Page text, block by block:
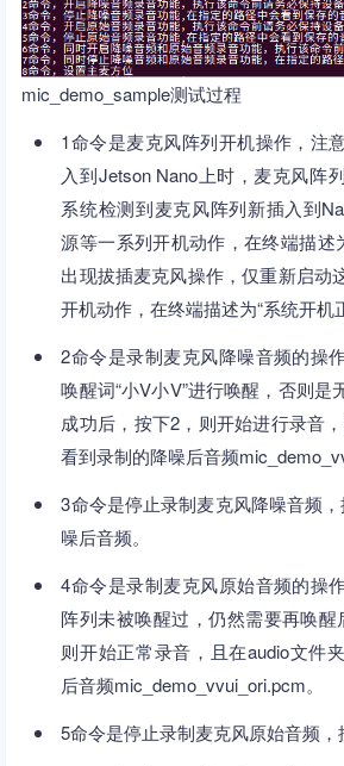
mic_demo_sample测试过程
1命令是麦克风阵列开机操作，注
入到Jetson Nano上时，麦克风阵
系统检测到麦克风阵列新插入到
源等一系列开机动作，在终端描述
出现拔插麦克风操作，仅重新启动
开机动作，在终端描述为“系统开机
2命令是录制麦克风降噪音频的操
唤醒词“小V小V”进行唤醒，否则是
成功后，按下2，则开始进行录音
看到录制的降噪后音频
3命令是停止录制麦克风降噪音频
噪后音频。
4命令是录制麦克风原始音频的操
阵列未被唤醒过，仍然需要再唤醒
则开始正常录音，且在audio文件
后音频mic_demo_vvui_ori.pcm。
5命令是停止录制麦克风原始音频，